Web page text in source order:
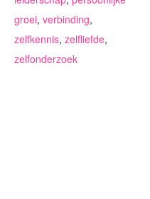
groei, verbinding,
zelfkennis, zelfliefde,
zelfonderzoek